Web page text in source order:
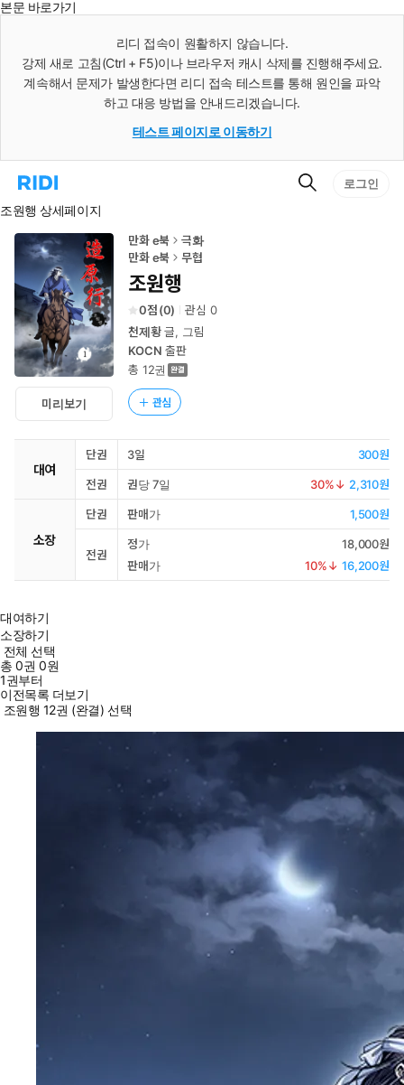
본문 바로가기
리디 접속이 원활하지 않습니다.
강제 새로 고침(Ctrl + F5)이나 브라우저 캐시 삭제를 진행해주세요.
계속해서 문제가 발생한다면 리디 접속 테스트를 통해 원인을 파악
하고 대응 방법을 안내드리겠습니다.
테스트 페이지로 이동하기
리
홈
로
동
검
로그인
조원행 상세페이지
미리보기
만화 e북
극화
만화 e북
무협
조원행
0 (0) 관심 0
천제황글, 그림
KOCN 출판
총 12권
관심
대여
단권 3일 300원
전권 권당 7일 30%↓ 2,310원
소장
단권 판매가 1,500원
전권
정가
18,000원
판매가
10%↓ 16,200원
대여하기
소장하기
전체 선택
총0권 0원
1권부터
이전목록 더보기
조원행 12권 (완결) 선택